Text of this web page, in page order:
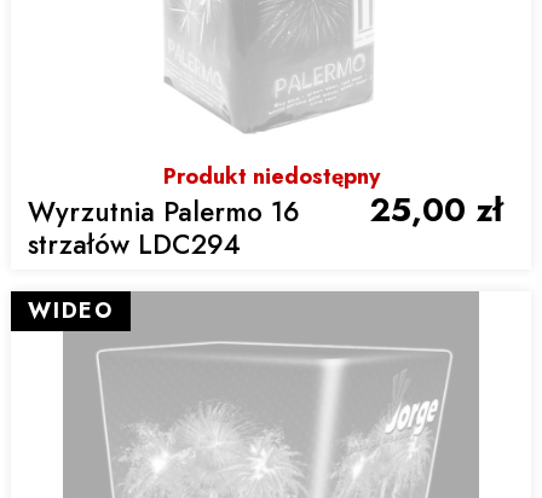
Produkt niedostępny
Wyrzutnia Palermo 16
strzałów LDC294
25,00 zł
WIDEO